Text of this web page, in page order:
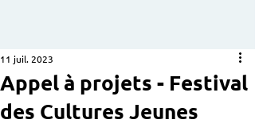
Appel à projets - Festival
des Cultures Jeunes
11 juil. 2023